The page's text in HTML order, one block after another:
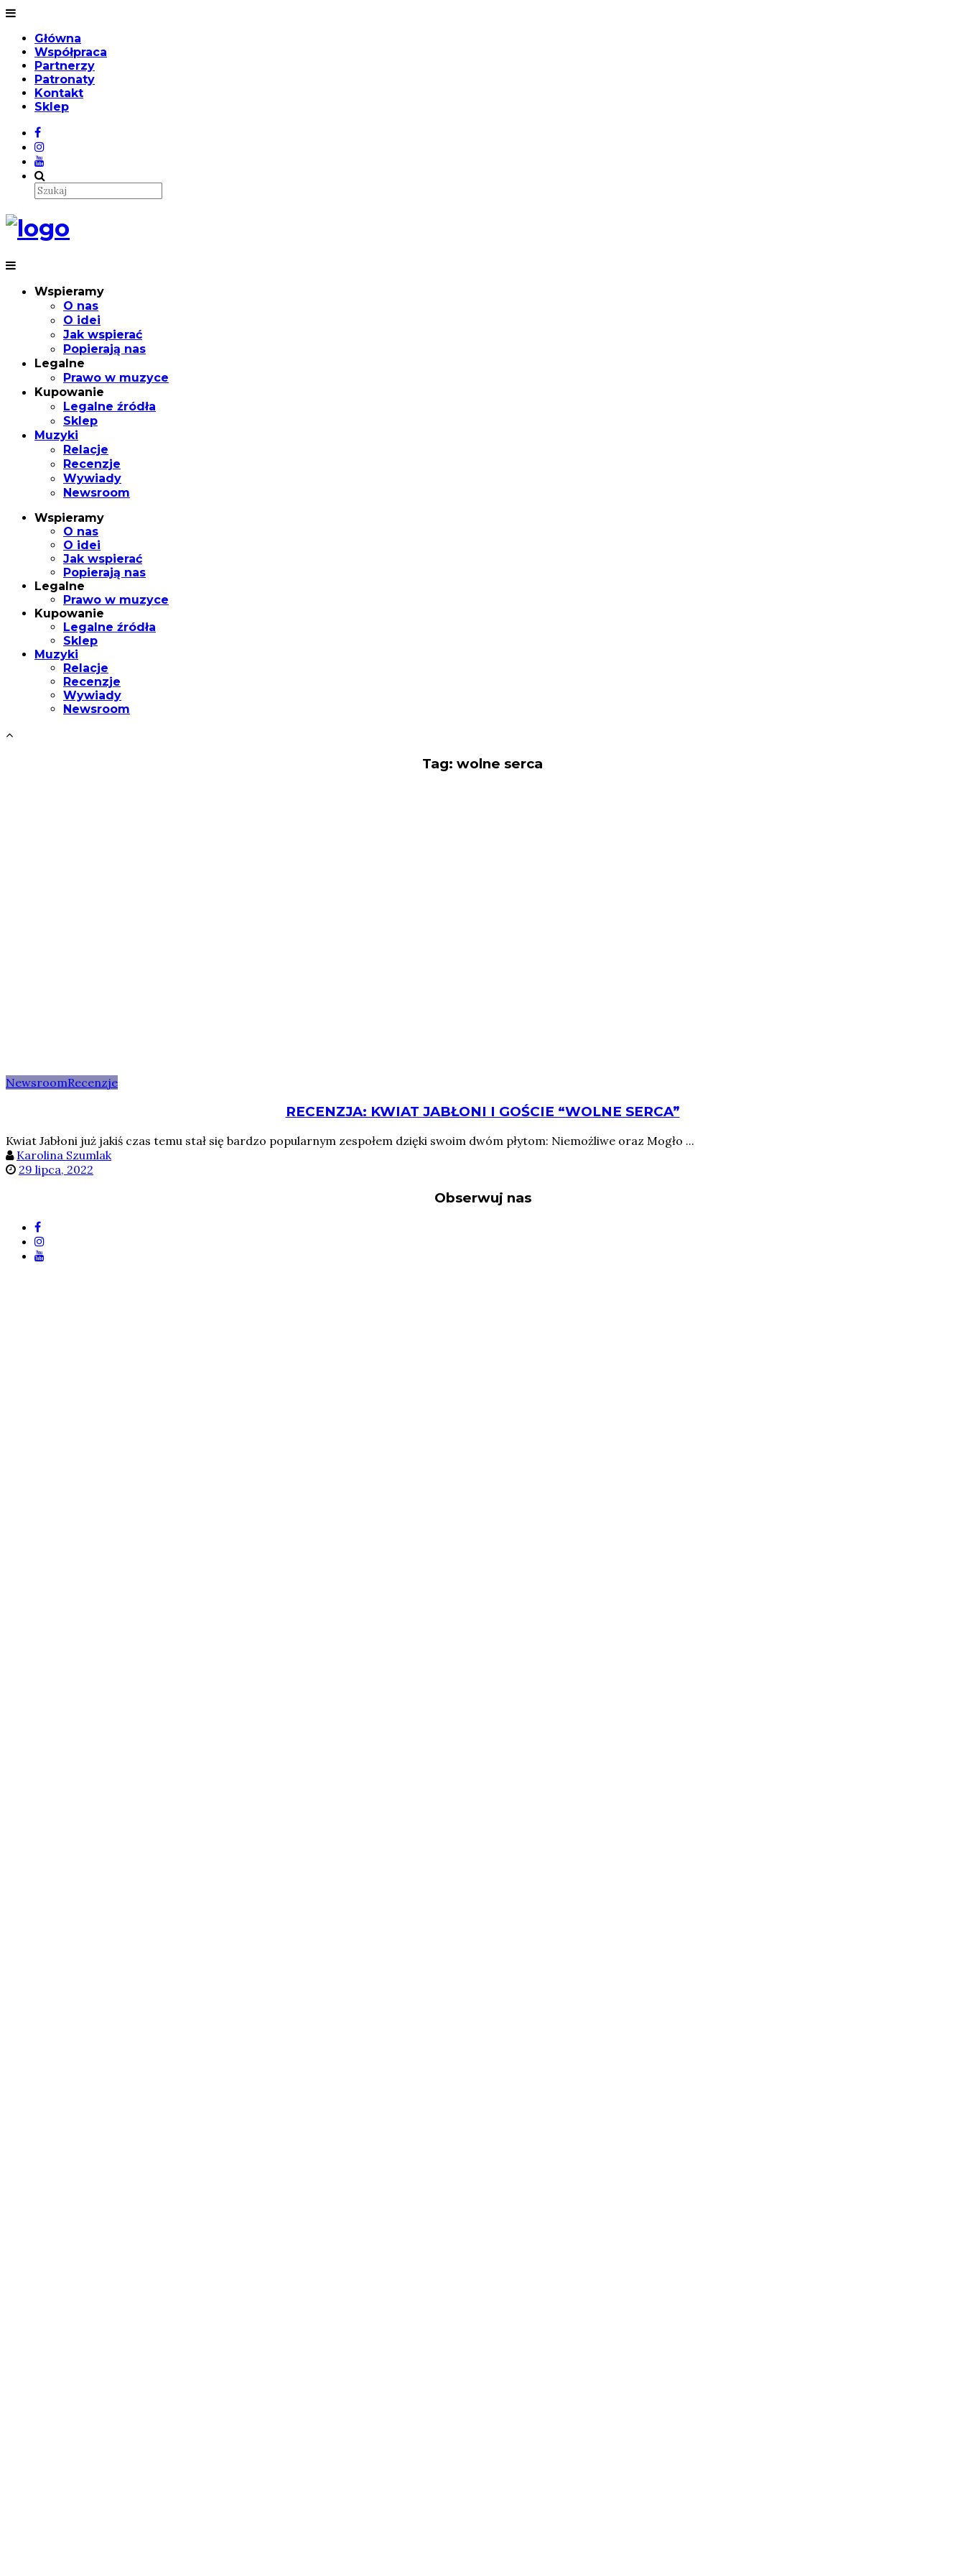
Główna
Współpraca
Partnerzy
Patronaty
Kontakt
Sklep
Wspieramy
O nas
O idei
Jak wspierać
Popierają nas
Legalne
Prawo w muzyce
Kupowanie
Legalne źródła
Sklep
Muzyki
Relacje
Recenzje
Wywiady
Newsroom
Wspieramy
O nas
O idei
Jak wspierać
Popierają nas
Legalne
Prawo w muzyce
Kupowanie
Legalne źródła
Sklep
Muzyki
Relacje
Recenzje
Wywiady
Newsroom
Tag: wolne serca
NewsroomRecenzje
RECENZJA: KWIAT JABŁONI I GOŚCIE “WOLNE SERCA”
Kwiat Jabłoni już jakiś czas temu stał się bardzo popularnym zespołem dzięki swoim dwóm płytom: Niemożliwe oraz Mogło ...
Karolina Szumlak
29 lipca, 2022
Obserwuj nas